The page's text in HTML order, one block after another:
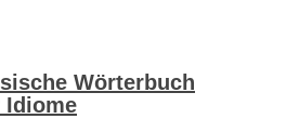
Wörterbuch
Idiome